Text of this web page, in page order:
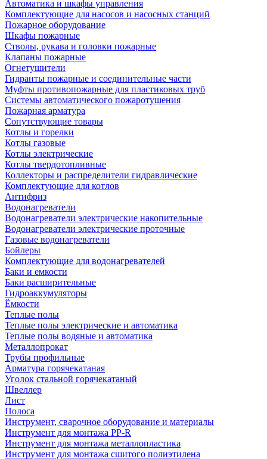
Автоматика и шкафы управления
Комплектующие для насосов и насосных станций
Пожарное оборудование
Шкафы пожарные
Стволы, рукава и головки пожарные
Клапаны пожарные
Огнетушители
Гидранты пожарные и соединительные части
Муфты противопожарные для пластиковых труб
Системы автоматического пожаротушения
Пожарная арматура
Сопутствующие товары
Котлы и горелки
Котлы газовые
Котлы электрические
Котлы твердотопливные
Коллекторы и распределители гидравлические
Комплектующие для котлов
Антифриз
Водонагреватели
Водонагреватели электрические накопительные
Водонагреватели электрические проточные
Газовые водонагреватели
Бойлеры
Комплектующие для водонагревателей
Баки и емкости
Баки расширительные
Гидроаккумуляторы
Ёмкости
Теплые полы
Теплые полы электрические и автоматика
Теплые полы водяные и автоматика
Металлопрокат
Трубы профильные
Арматура горячекатаная
Уголок стальной горячекатаный
Швеллер
Лист
Полоса
Инструмент, сварочное оборудование и материалы
Инструмент для монтажа PP-R
Инструмент для монтажа металлопластика
Инструмент для монтажа сшитого полиэтилена